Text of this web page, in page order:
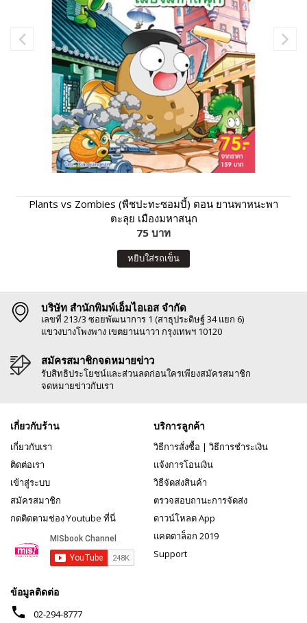
Plants vs Zombies (พืชปะทะซอมบี้) ตอน ยานพาหนะพา
ตะลุย เมืองมหาสนุก
75 บาท
หยิบใส่รถเข็น
บริษัท สำนักพิมพ์เอ็มไอเอส จำกัด
เลขที่ 213/3 ซอยพัฒนาการ 1 (สาธุประดิษฐ์ 34 แยก 6)
แขวงบางโพงพาง เขตยานนาวา กรุงเทพฯ 10120
สมัครสมาชิกจดหมายข่าว
รับสิทธิประโยชน์และส่วนลดก่อนใครเพียงสมัครสมาชิก
จดหมายข่าวกับเรา
เกี่ยวกับร้าน
เกี่ยวกับเรา
ติดต่อเรา
เข้าสู่ระบบ
สมัครสมาชิก
กดติดตามช่อง Youtube ที่นี่
บริการลูกค้า
วิธีการสั่งซื้อ | วิธีการชำระเงิน
แจ้งการโอนเงิน
วิธีจัดส่งสินค้า
ตรวจสอบถานะการจัดส่ง
ดาวน์โหลด App
แคตตาล็อก 2019
Support
ข้อมูลติดต่อ
phone 02-294-8777